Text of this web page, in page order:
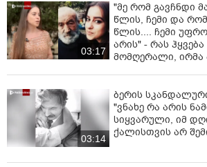
03:17
"მე რომ გავჩნდი
წლის, ჩემი და
წლის.... ჩემი
არის" - რას
მომღერალი, ირმა
03:14
ბერის
"ვნახე რა არის
სიყვარული, იმ
ქალისთვის არ